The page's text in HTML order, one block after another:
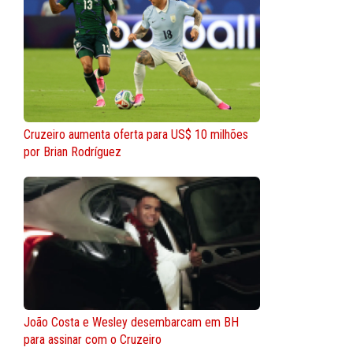
Cruzeiro aumenta oferta para US$ 10 milhões
por Brian Rodríguez
João Costa e Wesley desembarcam em BH
para assinar com o Cruzeiro